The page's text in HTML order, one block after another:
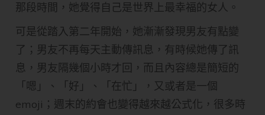
那段時間，她覺得自己是世界上最幸福的女人。
可是從踏入第二年開始，她漸漸發現男友有點變
了；男友不再每天主動傳訊息，有時候她傳了訊
息，男友隔幾個小時才回，而且內容總是簡短的
「嗯」、「好」、「在忙」，又或者是一個
emoji；週末的約會也變得越來越公式化，很多時